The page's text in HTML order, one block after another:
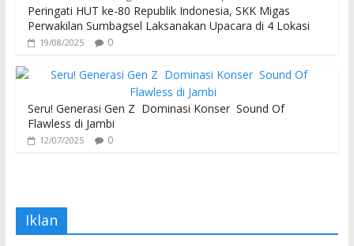
Peringati HUT ke-80 Republik Indonesia, SKK Migas
Perwakilan Sumbagsel Laksanakan Upacara di 4 Lokasi
19/08/2025 0
Seru! Generasi Gen Z Dominasi Konser Sound Of
Flawless di Jambi
12/07/2025 0
Iklan